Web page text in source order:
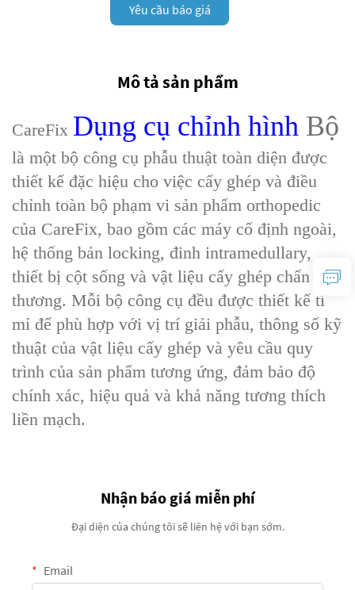
Yêu cầu báo giá
Mô tả sản phẩm
CareFix Dụng cụ chỉnh hình Bộ
là một bộ công cụ phẫu thuật toàn diện được
thiết kế đặc hiệu cho việc cấy ghép và điều
chỉnh toàn bộ phạm vi sản phẩm orthopedic
của CareFix, bao gồm các máy cố định ngoài,
hệ thống bản locking, đinh intramedullary,
thiết bị cột sống và vật liệu cấy ghép chấn
thương. Mỗi bộ công cụ đều được thiết kế tỉ
mỉ để phù hợp với vị trí giải phẫu, thông số kỹ
thuật của vật liệu cấy ghép và yêu cầu quy
trình của sản phẩm tương ứng, đảm bảo độ
chính xác, hiệu quả và khả năng tương thích
liền mạch.
Nhận báo giá miễn phí
Đại diện của chúng tôi sẽ liên hệ với bạn sớm.
Email